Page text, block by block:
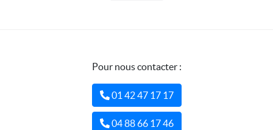
Pour nous contacter :
01 42 47 17 17
04 88 66 17 46